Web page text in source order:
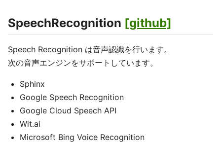
SpeechRecognition [github]
Speech Recognition は音声認識を行います。
次の音声エンジンをサポートしています。
Sphinx
Google Speech Recognition
Google Cloud Speech API
Wit.ai
Microsoft Bing Voice Recognition